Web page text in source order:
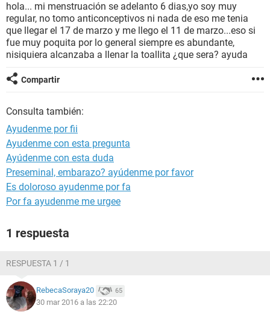
BIENESTAR
SEXUALIDAD
GLOSARIO
hola... mi menstruación se adelanto 6 dias,yo soy muy
regular, no tomo anticonceptivos ni nada de eso me tenia
que llegar el 17 de marzo y me llego el 11 de marzo...eso si
fue muy poquita por lo general siempre es abundante,
nisiquiera alcanzaba a llenar la toallita ¿que sera? ayuda
Compartir
Consulta también:
Ayudenme por fii
Ayudenme con esta pregunta
Ayúdenme con esta duda
Preseminal, embarazo? ayúdenme por favor
Es doloroso ayudenme por fa
Por fa ayudenme me urgee
1 respuesta
RESPUESTA 1 / 1
RebecaSoraya20 65
30 mar 2016 a las 22:20